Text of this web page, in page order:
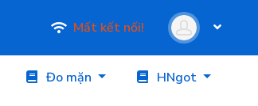
Mất kết nối!
Đo mặn
HNgot